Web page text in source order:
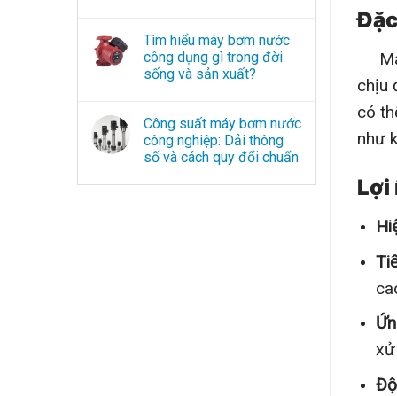
Tìm hiểu máy bơm nước
công dụng gì trong đời
sống và sản xuất?
Công suất máy bơm nước
công nghiệp: Dải thông
số và cách quy đổi chuẩn
chịu
có
như
Lợi